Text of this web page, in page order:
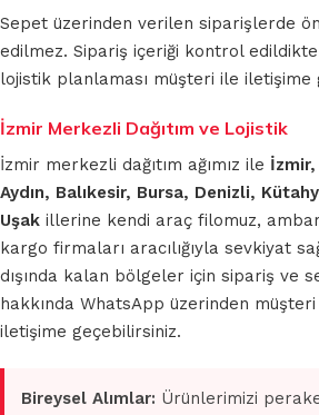
Sepet üzerinden verilen siparişlerde
edilmez. Sipariş içeriği kontrol
lojistik planlaması müşteri ile iletişime
İzmir Merkezli Dağıtım ve Lojistik
İzmir merkezli dağıtım ağımız ile
Aydın, Balıkesir, Bursa, Denizli,
Uşak illerine kendi araç filomuz,
kargo firmaları aracılığıyla sevkiyat
dışında kalan bölgeler için sipariş ve
hakkında WhatsApp üzerinden
iletişime geçebilirsiniz.
Bireysel Alımlar: Ürünlerimizi